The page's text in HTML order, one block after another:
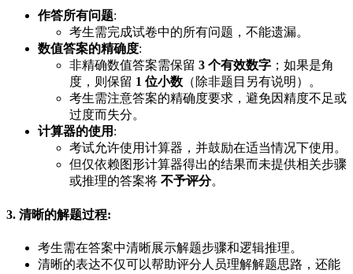
作答所有问题:
考生需完成试卷中的所有问题，不能遗漏。
数值答案的精确度:
非精确数值答案需保留 3 个有效数字 ；如果是角
度，则保留 1 位小数 （除非题目另有说明）。
考生需注意答案的精确度要求，避免因精度不足或
过度而失分。
计算器的使用 :
考试允许使用计算器，并鼓励在适当情况下使用。
但仅依赖图形计算器得出的结果而未提供相关步骤
或推理的答案将 不予评分。
3. 清晰的解题过程:
考生需在答案中清晰展示解题步骤和逻辑推理。
清晰的表达不仅可以帮助评分人员理解解题思路，还能